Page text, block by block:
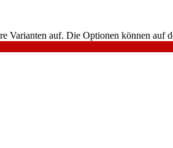
Varianten auf. Die Optionen können auf